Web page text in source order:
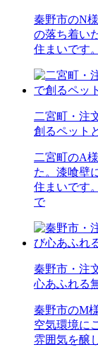
秦野市のN
の落ち着い
住まいです
二宮町・注
創るペット
二宮町のA
た。漆喰壁
住まいです
で
秦野市・注
心あふれる
秦野市のM
空気環境に
雰囲気を醸